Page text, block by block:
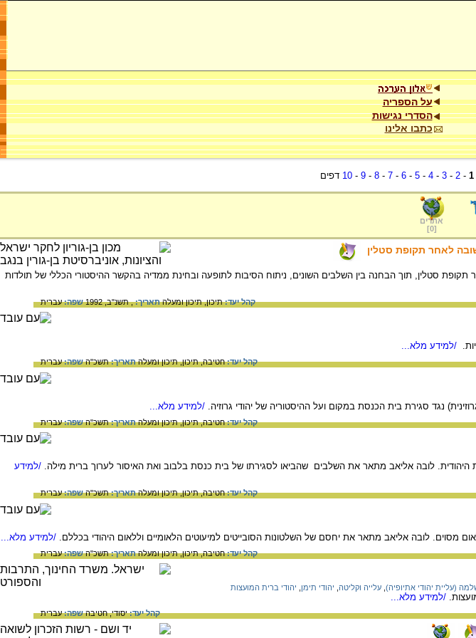
על הספריה
הסדרי נגישות
כתבו אלינו
1
-
2
-
3
-
4
-
5
-
6
-
7
-
8
-
9
-
10 דפים
אתרים
[
0
]
לאחר תקופת סטלין
סטלין, תוך הבחנה בין השלבים השונים, ניתוח הסיבות לתופעה ובחינת ממדיה בהקשר ההיסטורי הכללי של תולדות
קהל יעד:תיכון,תיכון ומעלהתאריך:, תשנ"ב, 1992 שפה:עברית
/למידע מלא...
קהל יעד:חטיבה,תיכון,תיכון ומעלהתאריך:תשכ"השפה:עברית
נגד סגירת בית הכנסת במקום ועל ההיסטוריה של יהודי גרוזיה. /למידע מלא...
קהל יעד:חטיבה,תיכון,תיכון ומעלהתאריך:תשכ"השפה:עברית
היהודית. לובה אליאב מתאר את השלבים שהביאו לסגירתו של בית כנסת בלבוב ואת האיסור לערוך ברית מילה. /למידע
קהל יעד:חטיבה,תיכון,תיכון ומעלהתאריך:תשכ"השפה:עברית
מסוים. לובה אליאב מתאר את יחסם של השלטונות הסובייטים למיעוטים הלאומיים וללאום היהודי בכללם. /למידע מלא...
קהל יעד:חטיבה,תיכון,תיכון ומעלהתאריך:תשכ"השפה:עברית
(עליית יהודי אתיופיה) עלייה וקליטה יהודי תימן יהודי ברית המועצות
/למידע מלא...
קהל יעד:יסודי,חטיבהשפה:עברית